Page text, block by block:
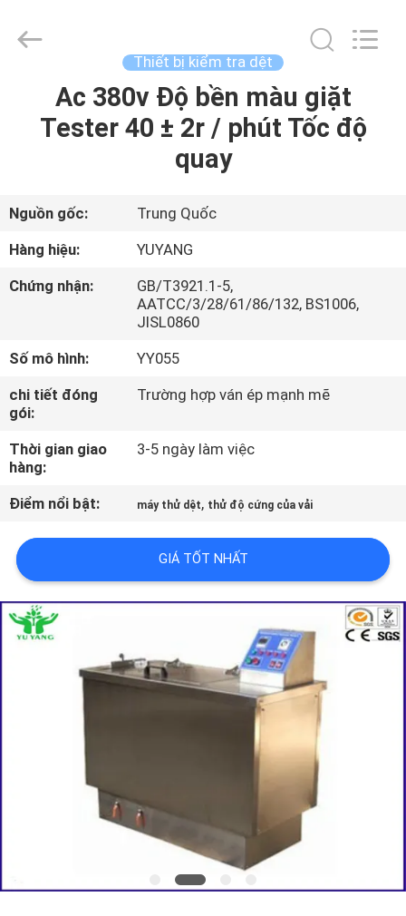
TRANG
CHỦ
SẢN
PHẨM
VR
VỀ
CHÚNG
THAM
QUAN
NHÀ
MÁY
CHÚNG
2026
DONGGUAN
Thiết bị kiểm tra dệt
Ac 380v Độ bền màu giặt
Tester 40 ± 2r / phút Tốc độ
quay
Nguồn gốc:
Trung Quốc
Hàng hiệu:
YUYANG
Chứng nhận:
GB/T3921.1-5,
AATCC/3/28/61/86/132, BS1006,
JISL0860
Số mô hình:
YY055
chi tiết đóng
gói:
Trường hợp ván ép mạnh mẽ
Thời gian giao
hàng:
3-5 ngày làm việc
Điểm nổi bật: máy thử dệt, thử độ cứng của vải
GIÁ TỐT NHẤT